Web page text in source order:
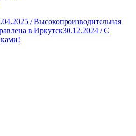
/Высокопроизводительная
в Иркутск30.12.2024 /С